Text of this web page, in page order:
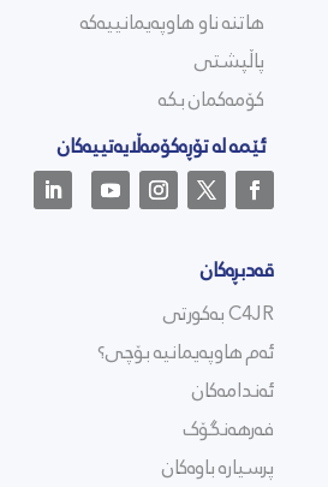
هاتنە ناو هاوپەیمانییەکە
پاڵپشتی
کۆمەکمان بکە
ئێمە لە تۆڕەکۆمەڵایەتییەکان
قەدبڕەکان
C4JR بەکورتی
ئەم هاوپەیمانیە بۆچی؟
ئەندامەکان
فەرهەنگۆک
پرسیارە باوەکان